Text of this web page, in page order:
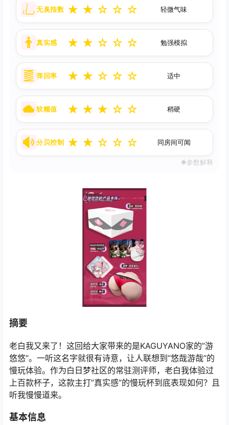
无臭指数 ★ ★ ☆ ☆ ☆ 轻微气味
真实感 ★ ★ ☆ ☆ ☆ 勉强模拟
弹回率 ★ ★ ☆ ☆ ☆ 适中
软糯值 ★ ★ ★ ☆ ☆ 稍硬
分贝控制 ★ ★ ☆ ☆ ☆ 同房间可闻
✱参数解释
摘要
老白我又来了！这回给大家带来的是KAGUYANO家的”游
悠悠”。一听这名字就很有诗意，让人联想到”悠哉游哉”的
慢玩体验。作为白日梦社区的常驻测评师，老白我体验过
上百款杯子，这款主打”真实感”的慢玩杯到底表现如何？且
听我慢慢道来。
基本信息